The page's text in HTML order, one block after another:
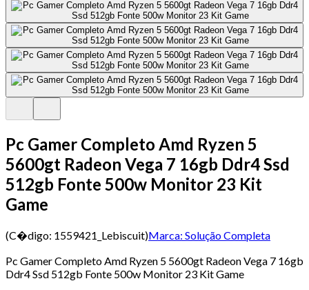
Pc Gamer Completo Amd Ryzen 5
5600gt Radeon Vega 7 16gb Ddr4 Ssd
512gb Fonte 500w Monitor 23 Kit
Game
(C�digo: 1559421_Lebiscuit)Marca: Solução Completa
Pc Gamer Completo Amd Ryzen 5 5600gt Radeon Vega 7 16gb
Ddr4 Ssd 512gb Fonte 500w Monitor 23 Kit Game